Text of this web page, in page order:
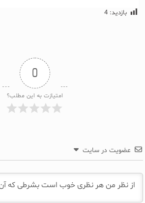
بازدید: 4
0
امتیازت به این مطلب؟
عضویت در سایت